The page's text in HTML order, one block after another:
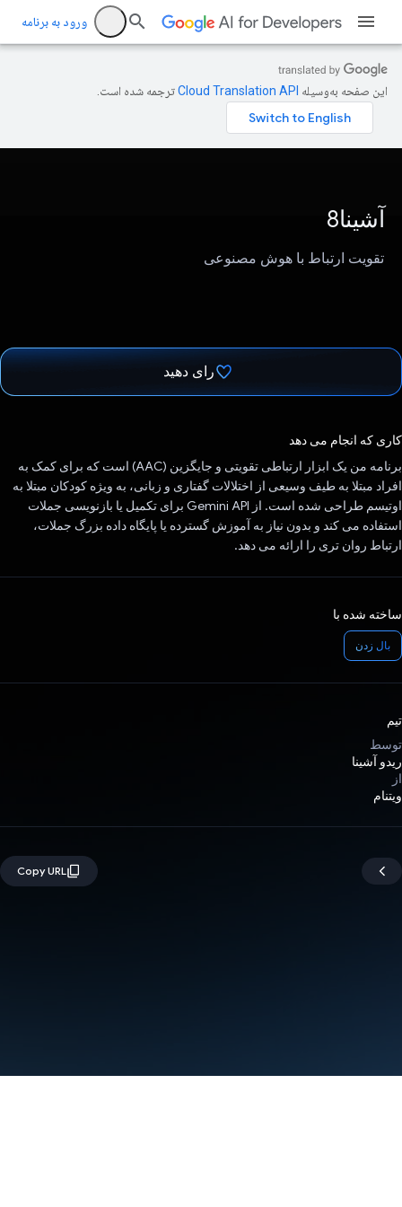
ورود به برنامه
این صفحه به‌وسیله ترجمه شده است.
آشینا8
تقویت ارتباط با هوش مصنوعی
رای دهید
کاری که انجام می دهد
برنامه من یک ابزار ارتباطی تقویتی و جایگزین (AAC) است که برای کمک به
افراد مبتلا به طیف وسیعی از اختلالات گفتاری و زبانی، به ویژه کودکان مبتلا به
اوتیسم طراحی شده است. از Gemini API برای تکمیل یا بازنویسی جملات
استفاده می کند و بدون نیاز به آموزش گسترده یا پایگاه داده بزرگ جملات،
ارتباط روان تری را ارائه می دهد.
ساخته شده با
بال زدن
تیم
توسط
ریدو آشینا
از
ویتنام